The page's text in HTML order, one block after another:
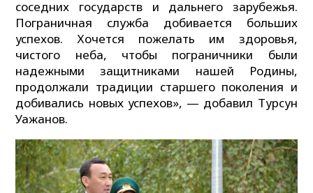
соседних государств и дальнего зарубежья.
Пограничная служба добивается больших
успехов. Хочется пожелать им здоровья,
чистого неба, чтобы пограничники были
надежными защитниками нашей Родины,
продолжали традиции старшего поколения и
добивались новых успехов», — добавил Турсун
Уажанов.